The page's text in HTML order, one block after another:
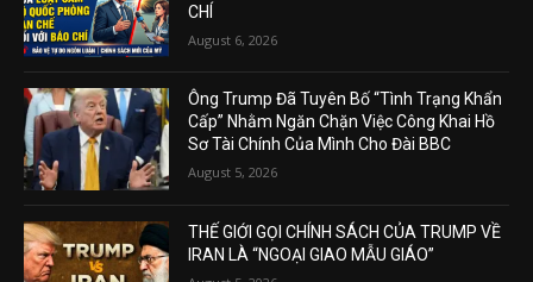
CHÍ
August 6, 2026
Ông Trump Đã Tuyên Bố “Tình Trạng Khẩn
Cấp” Nhằm Ngăn Chặn Việc Công Khai Hồ
Sơ Tài Chính Của Mình Cho Đài BBC
August 5, 2026
THẾ GIỚI GỌI CHÍNH SÁCH CỦA TRUMP VỀ
IRAN LÀ “NGOẠI GIAO MẪU GIÁO”